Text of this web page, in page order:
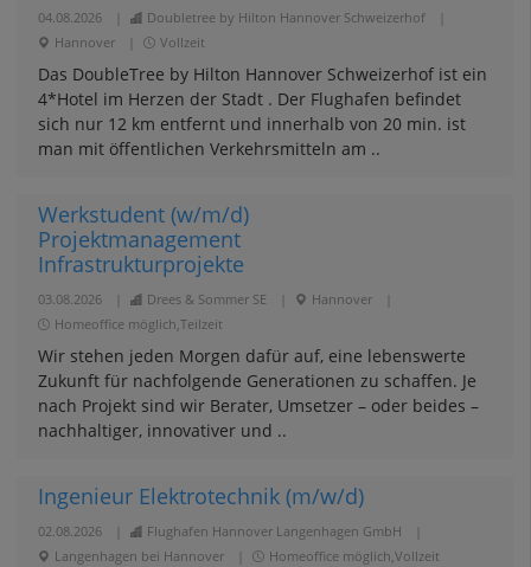
04.08.2026 Doubletree by Hilton Hannover Schweizerhof
Hannover
Vollzeit
Das DoubleTree by Hilton Hannover Schweizerhof ist ein
4*Hotel im Herzen der Stadt . Der Flughafen befindet
sich nur 12 km entfernt und innerhalb von 20 min. ist
man mit öffentlichen Verkehrsmitteln am ..
Werkstudent (w/m/d)
Projektmanagement
Infrastrukturprojekte
03.08.2026 Drees & Sommer SE Hannover
Homeoffice möglich,Teilzeit
Wir stehen jeden Morgen dafür auf, eine lebenswerte
Zukunft für nachfolgende Generationen zu schaffen. Je
nach Projekt sind wir Berater, Umsetzer – oder beides –
nachhaltiger, innovativer und ..
Ingenieur Elektrotechnik (m/w/d)
02.08.2026 Flughafen Hannover Langenhagen GmbH
Langenhagen bei Hannover
Homeoffice möglich,Vollzeit